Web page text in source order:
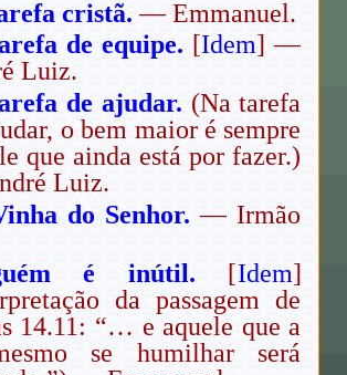
cristã. — Emmanuel.
de equipe. [Idem] —
Luiz.
de ajudar. (Na tarefa
o bem maior é sempre
que ainda está por fazer.)
Luiz.
do Senhor. — Irmão
é inútil. [Idem]
da passagem de
14.11: “… e aquele que a
se humilhar será